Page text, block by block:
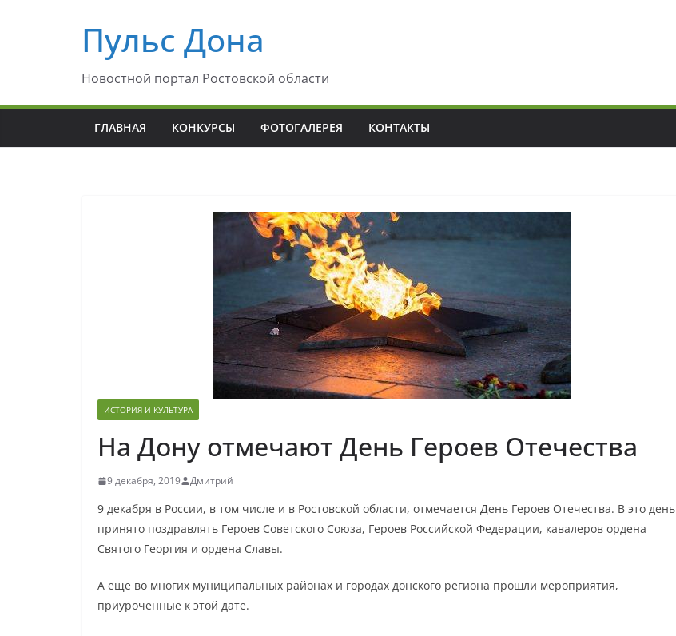
содержимомуПульс Дона
Новостной портал Ростовской области
ГЛАВНАЯ КОНКУРСЫ ФОТОГАЛЕРЕЯ КОНТАКТЫ
ИСТОРИЯ И КУЛЬТУРА
На Дону отмечают День Героев Отечества
9 декабря, 2019 Дмитрий
9 декабря в России, в том числе и в Ростовской области, отмечается День Героев Отечества. В это день
принято поздравлять Героев Советского Союза, Героев Российской Федерации, кавалеров ордена
Святого Георгия и ордена Славы.
А еще во многих муниципальных районах и городах донского региона прошли мероприятия,
приуроченные к этой дате.